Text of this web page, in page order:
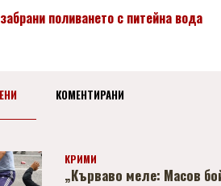
поливането с питейна вода
КОМЕНТИРАНИ
КРИМИ
„Кърваво меле: Масов